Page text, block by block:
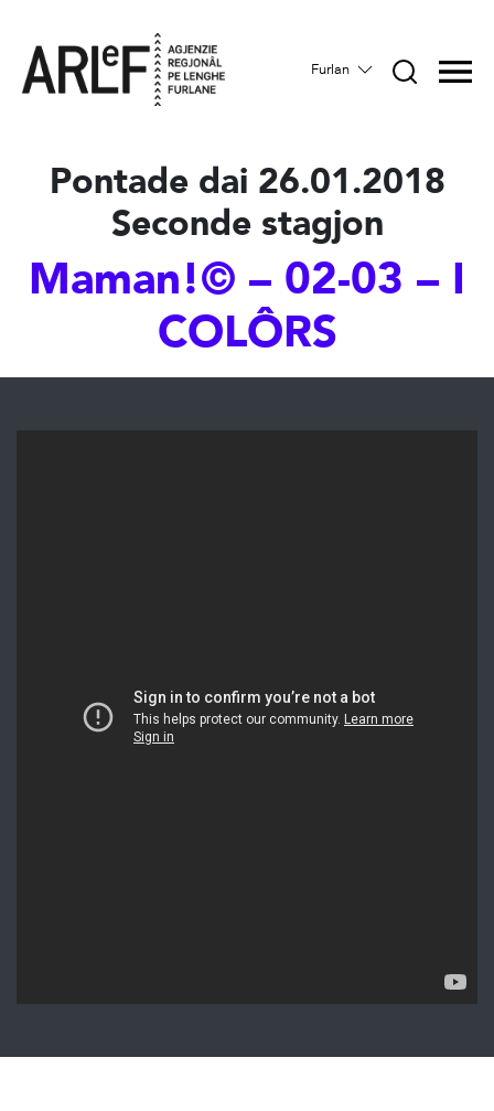
Furlan
Pontade dai 26.01.2018
Seconde stagjon
Maman!© – 02-03 – I
COLÔRS